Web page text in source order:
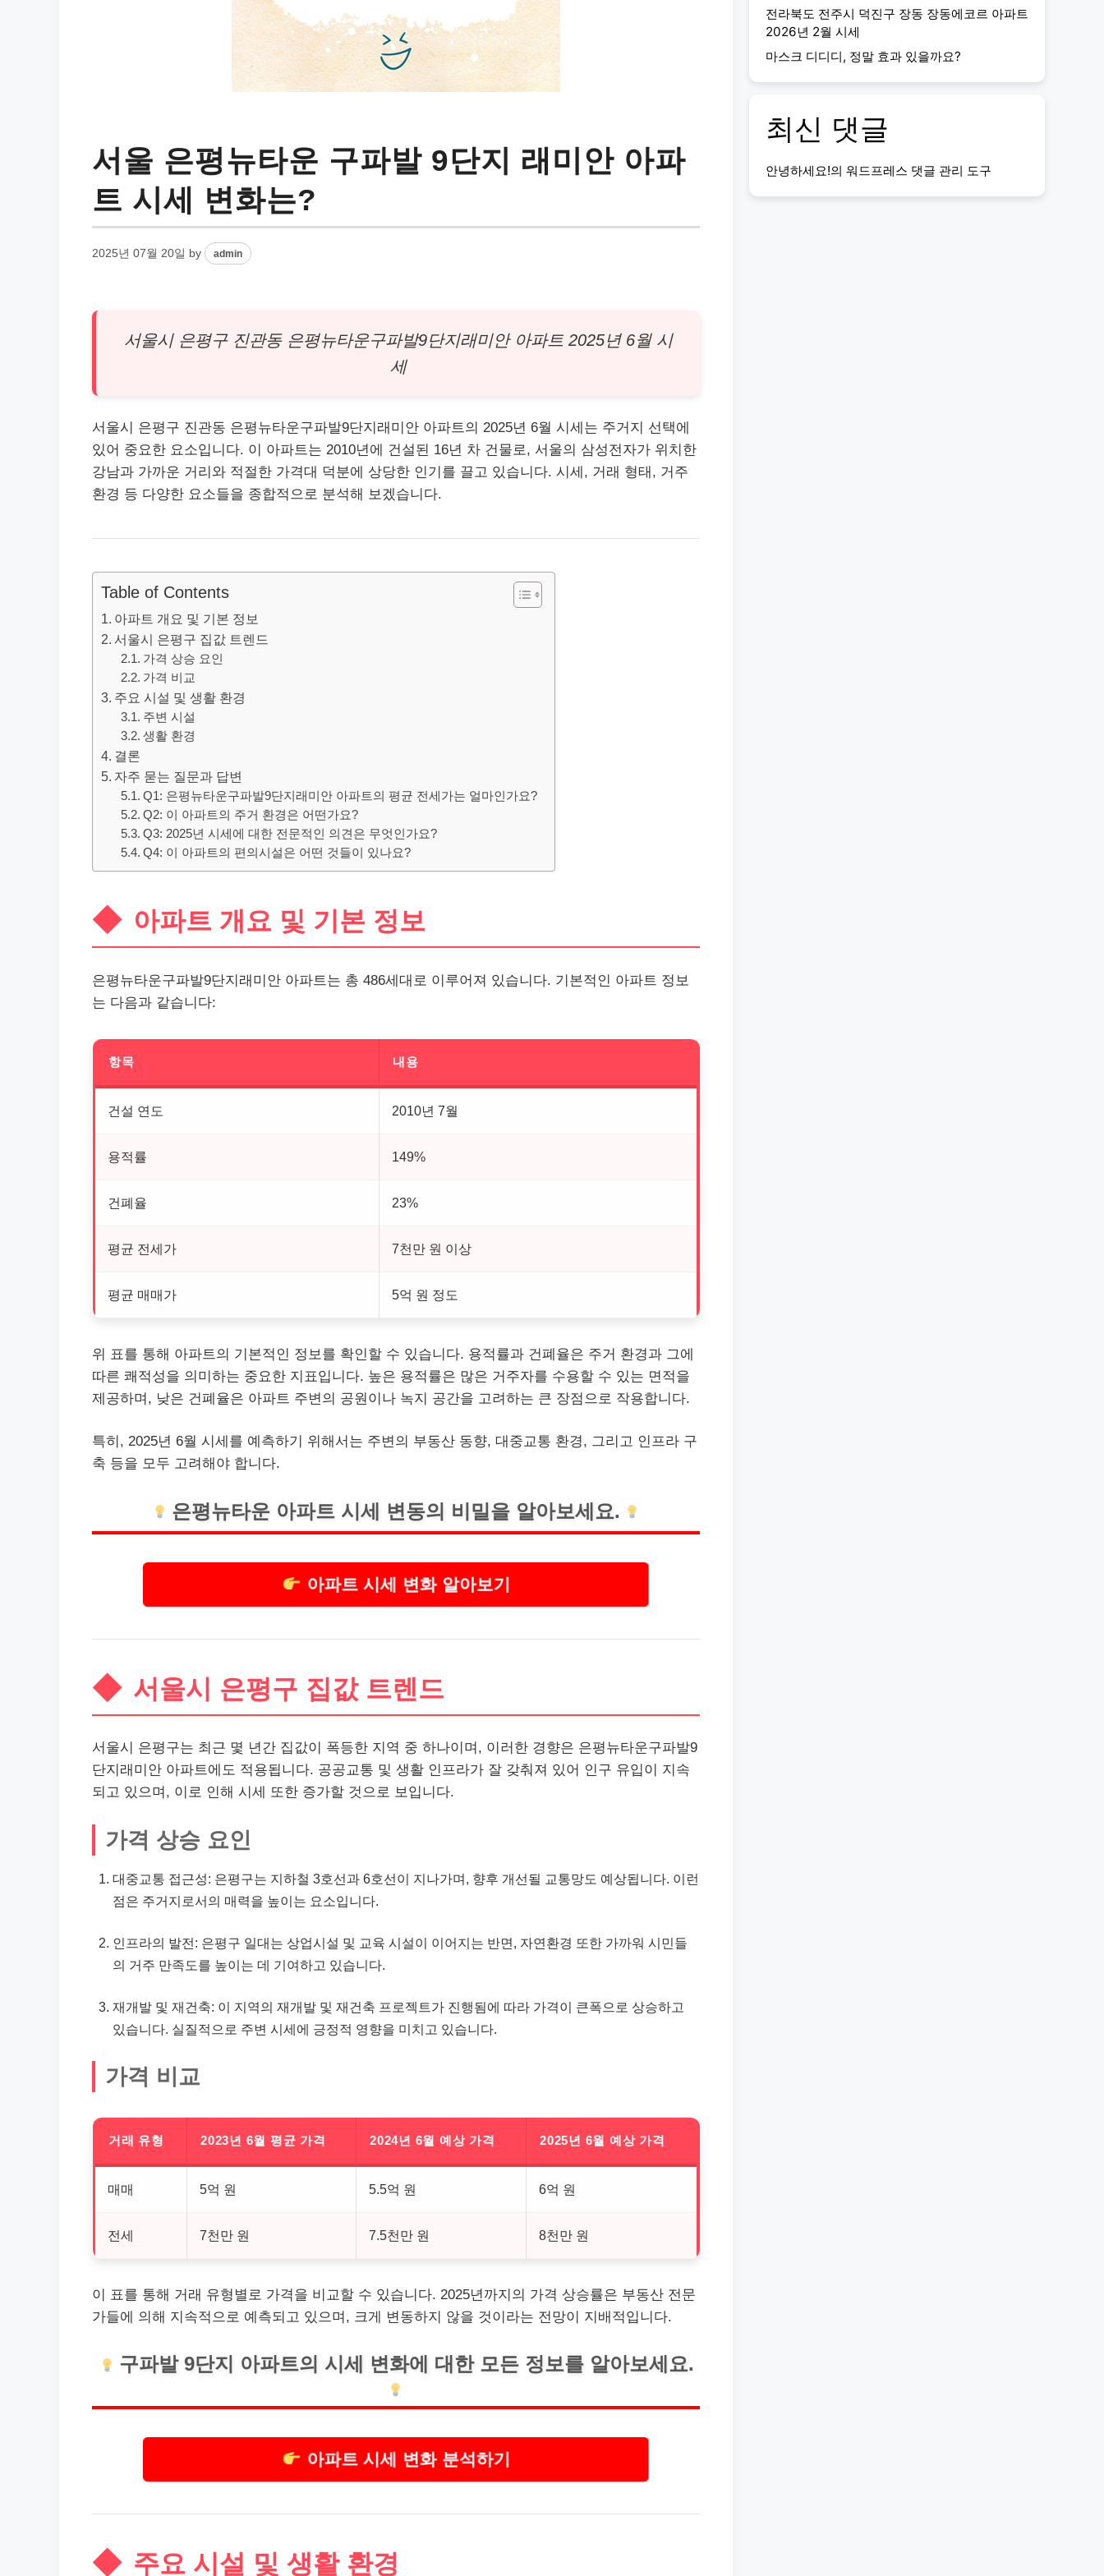
서울 은평뉴타운 구파발 9단지 래미안 아파
트 시세 변화는?
2025년 07월 20일 by admin
서울시 은평구 진관동 은평뉴타운구파발9단지래미안 아파트2025년 6월 시
세
서울시 은평구 진관동 은평뉴타운구파발9단지래미안 아파트의 2025년 6월 시세는 주거지 선택에
있어 중요한 요소입니다. 이 아파트는 2010년에 건설된 16년 차 건물로, 서울의 삼성전자가 위치한
강남과 가까운 거리와 적절한 가격대 덕분에 상당한 인기를 끌고 있습니다. 시세, 거래 형태, 거주
환경 등 다양한 요소들을 종합적으로 분석해 보겠습니다.
Table of Contents
아파트 개요 및 기본 정보
서울시 은평구 집값 트렌드
가격 상승 요인
가격 비교
주요 시설 및 생활 환경
주변 시설
생활 환경
결론
자주 묻는 질문과 답변
Q1: 은평뉴타운구파발9단지래미안 아파트의 평균 전세가는 얼마인가요?
Q2: 이 아파트의 주거 환경은 어떤가요?
Q3: 2025년 시세에 대한 전문적인 의견은 무엇인가요?
Q4: 이 아파트의 편의시설은 어떤 것들이 있나요?
아파트 개요 및 기본 정보
은평뉴타운구파발9단지래미안 아파트는 총 486세대로 이루어져 있습니다. 기본적인 아파트 정보
는 다음과 같습니다:
항목 내용
건설 연도 2010년 7월
용적률 149%
건폐율 23%
평균 전세가 7천만 원 이상
평균 매매가 5억 원 정도
위 표를 통해 아파트의 기본적인 정보를 확인할 수 있습니다. 용적률과 건폐율은 주거 환경과 그에
따른 쾌적성을 의미하는 중요한 지표입니다. 높은 용적률은 많은 거주자를 수용할 수 있는 면적을
제공하며, 낮은 건폐율은 아파트 주변의 공원이나 녹지 공간을 고려하는 큰 장점으로 작용합니다.
특히, 2025년 6월 시세를 예측하기 위해서는 주변의 부동산 동향, 대중교통 환경, 그리고 인프라 구
축 등을 모두 고려해야 합니다.
은평뉴타운 아파트 시세 변동의 비밀을 알아보세요.
아파트 시세 변화 알아보기
서울시 은평구 집값 트렌드
서울시 은평구는 최근 몇 년간 집값이 폭등한 지역 중 하나이며, 이러한 경향은 은평뉴타운구파발9
단지래미안 아파트에도 적용됩니다. 공공교통 및 생활 인프라가 잘 갖춰져 있어 인구 유입이 지속
되고 있으며, 이로 인해 시세 또한 증가할 것으로 보입니다.
가격 상승 요인
대중교통 접근성: 은평구는 지하철 3호선과 6호선이 지나가며, 향후 개선될 교통망도 예상됩니다. 이런
점은 주거지로서의 매력을 높이는 요소입니다.
인프라의 발전: 은평구 일대는 상업시설 및 교육 시설이 이어지는 반면, 자연환경 또한 가까워 시민들
의 거주 만족도를 높이는 데 기여하고 있습니다.
재개발 및 재건축: 이 지역의 재개발 및 재건축 프로젝트가 진행됨에 따라 가격이 큰폭으로 상승하고
있습니다. 실질적으로 주변 시세에 긍정적 영향을 미치고 있습니다.
가격 비교
거래 유형 2023년 6월 평균 가격 2024년 6월 예상 가격 2025년 6월 예상 가격
매매 5억 원 5.5억 원 6억 원
전세 7천만 원 7.5천만 원 8천만 원
이 표를 통해 거래 유형별로 가격을 비교할 수 있습니다. 2025년까지의 가격 상승률은 부동산 전문
가들에 의해 지속적으로 예측되고 있으며, 크게 변동하지 않을 것이라는 전망이 지배적입니다.
구파발 9단지 아파트의 시세 변화에 대한 모든 정보를 알아보세요.
아파트 시세 변화 분석하기
주요 시설 및 생활 환경
전라북도 전주시 덕진구 장동 장동에코르 아파트
2026년 2월 시세
마스크 디디디, 정말 효과 있을까요?
최신 댓글
안녕하세요!의 워드프레스 댓글 관리 도구